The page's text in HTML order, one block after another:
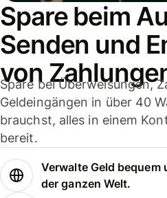
Spare beim
Senden und
von
Spare bei Überweisungen,
Geldeingängen in über 40
brauchst, alles in einem
bereit.
Verwalte Geld
der ganzen Welt.